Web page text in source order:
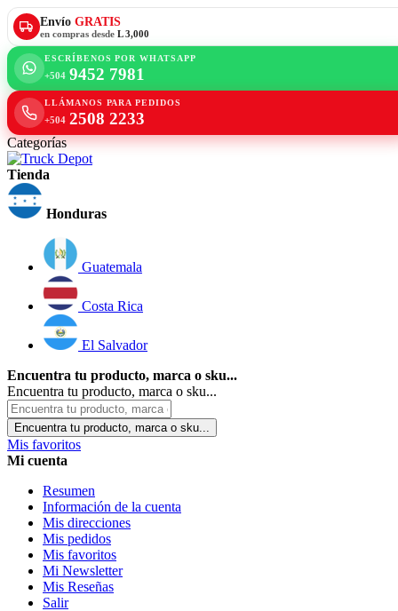
Envío GRATIS
en compras desde L 3,000
ESCRÍBENOS POR WHATSAPP
+504 9452 7981
LLÁMANOS PARA PEDIDOS
+504 2508 2233
Categorías
Tienda
Honduras
Guatemala
Costa Rica
El Salvador
Encuentra tu producto, marca o sku...
Encuentra tu producto, marca o sku...
Encuentra tu producto, marca o sku...
Mis favoritos
Mi cuenta
Resumen
Información de la cuenta
Mis direcciones
Mis pedidos
Mis favoritos
Mi Newsletter
Mis Reseñas
Salir